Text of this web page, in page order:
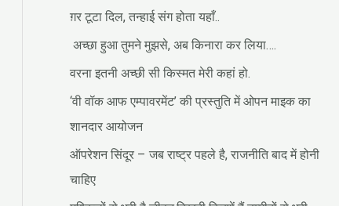
ग़र टूटा दिल, तन्हाई संग होता यहाँ..
अच्छा हुआ तुमने मुझसे, अब किनारा कर लिया….
वरना इतनी अच्छी सी किस्मत मेरी कहां हो.
‘वी वॉक आफ एम्पावरमेंट’ की प्रस्तुति में ओपन माइक का
शानदार आयोजन
ऑपरेशन सिंदूर – जब राष्ट्र पहले है, राजनीति बाद में होनी
चाहिए